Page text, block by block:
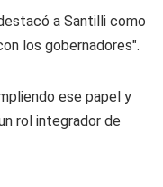
a Santilli como
los gobernadores".
ese papel y
rol integrador de